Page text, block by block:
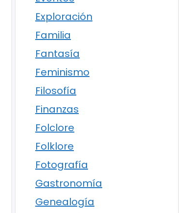
Exploración
Familia
Fantasía
Feminismo
Filosofía
Finanzas
Folclore
Folklore
Fotografía
Gastronomía
Genealogía